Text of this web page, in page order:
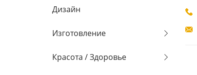
Дизайн
Изготовление
Красота / Здоровье